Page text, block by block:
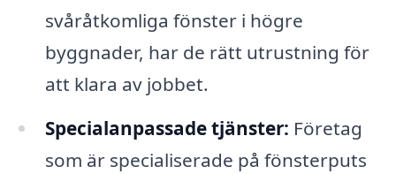
svåråtkomliga fönster i högre
byggnader, har de rätt utrustning för
att klara av jobbet.
Specialanpassade tjänster: Företag
som är specialiserade på fönsterputs